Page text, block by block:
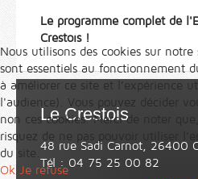
Le programme complet de
Crestois !
Le Crestois
48 rue Sadi Carnot, 26400
Tél : 04 75 25 00 82
Nous utilisons des cookies sur
sont essentiels au fonctionnement
à améliorer ce site et l’expérience
l'audience). Vous pouvez décider
non ces cookies. Merci de noter
risquez de ne pas pouvoir utiliser
du site.
Ok Je refuse